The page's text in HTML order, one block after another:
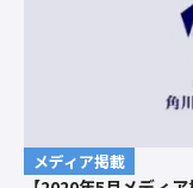
メディア掲載